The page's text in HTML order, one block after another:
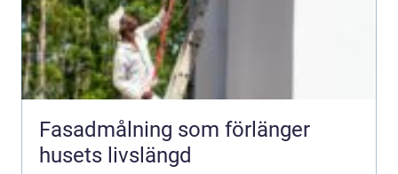
Fasadmålning som förlänger
husets livslängd